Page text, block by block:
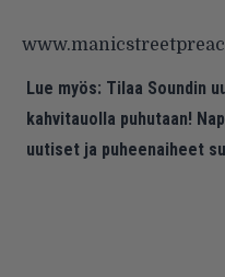
Lue myös: Tilaa Soundin
kahvitauolla puhutaan!
uutiset ja puheenaiheet